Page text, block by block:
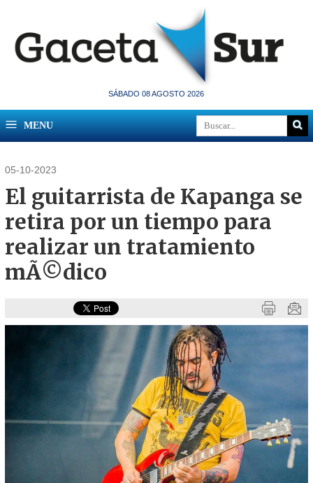
SÁBADO 08 AGOSTO 2026
MENU
05-10-2023
El guitarrista de Kapanga se
retira por un tiempo para
realizar un tratamiento
mÃ©dico